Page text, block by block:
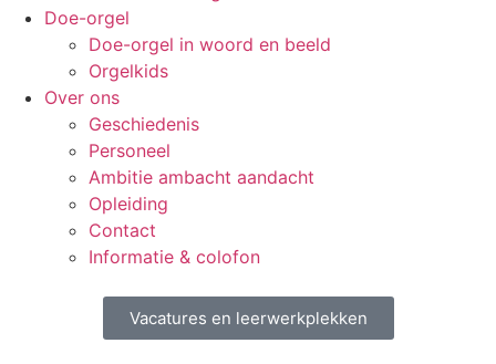
Doe-orgel
Doe-orgel in woord en beeld
Orgelkids
Over ons
Geschiedenis
Personeel
Ambitie ambacht aandacht
Opleiding
Contact
Informatie & colofon
Vacatures en leerwerkplekken